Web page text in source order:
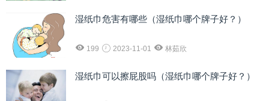
湿纸巾危害有哪些（湿纸巾哪个牌子好？）
199 2023-11-01 林茹欣
湿纸巾可以擦屁股吗（湿纸巾哪个牌子好？）